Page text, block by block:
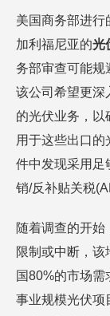
美国商务部进
加利福尼亚的光
务部审查可能规
该公司希望更深
的光伏业务，以
用于这些出口的
件中发现采用足
销/反补贴关税
随着调查的开
限制或中断，
国80%的市场需
事业规模光伏项